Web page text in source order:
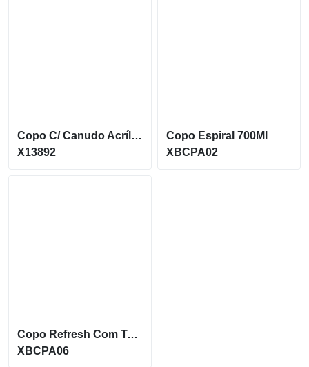
Copo C/ Canudo Acrílico 1 Litro
X13892
Copo Espiral 700Ml
XBCPA02
Copo Refresh Com Tampa E Canudo 550Ml
XBCPA06